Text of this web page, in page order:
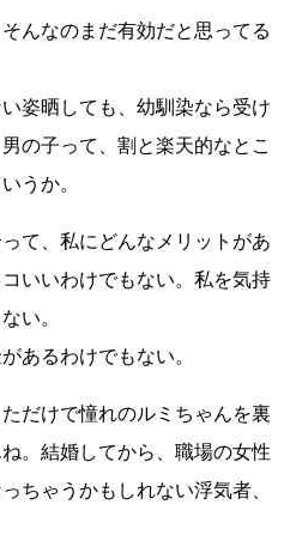
んなのまだ有効だと思ってる
姿晒しても、幼馴染なら受け
の子って、割と楽天的なとこ
うか。
て、私にどんなメリットがあ
いいわけでもない。私を気持
い。
あるわけでもない。
だけで憧れのルミちゃんを裏
。結婚してから、職場の女性
ちゃうかもしれない浮気者、